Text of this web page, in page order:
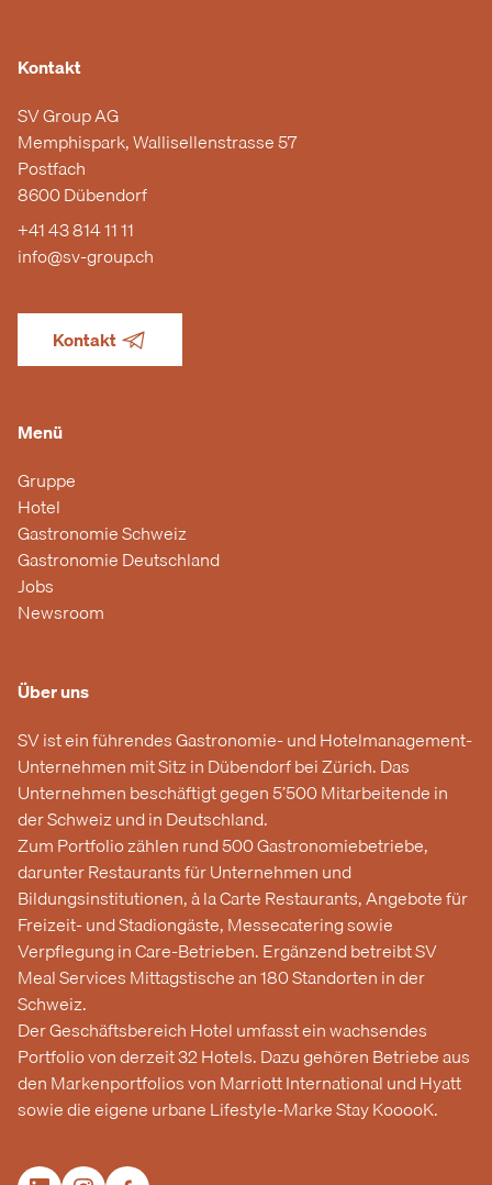
Kontakt
SV Group AG
Memphispark, Wallisellenstrasse 57
Postfach
8600 Dübendorf
+41 43 814 11 11
info@sv-group.ch
Kontakt
Menü
Gruppe
Hotel
Gastronomie Schweiz
Gastronomie Deutschland
Jobs
Newsroom
Über uns
SV ist ein führendes Gastronomie- und Hotelmanagement-
Unternehmen mit Sitz in Dübendorf bei Zürich. Das
Unternehmen beschäftigt gegen 5’500 Mitarbeitende in
der Schweiz und in Deutschland.
Zum Portfolio zählen rund 500 Gastronomiebetriebe,
darunter Restaurants für Unternehmen und
Bildungsinstitutionen, à la Carte Restaurants, Angebote für
Freizeit- und Stadiongäste, Messecatering sowie
Verpflegung in Care-Betrieben. Ergänzend betreibt SV
Meal Services Mittagstische an 180 Standorten in der
Schweiz.
Der Geschäftsbereich Hotel umfasst ein wachsendes
Portfolio von derzeit 32 Hotels. Dazu gehören Betriebe aus
den Markenportfolios von Marriott International und Hyatt
sowie die eigene urbane Lifestyle-Marke Stay KooooK.